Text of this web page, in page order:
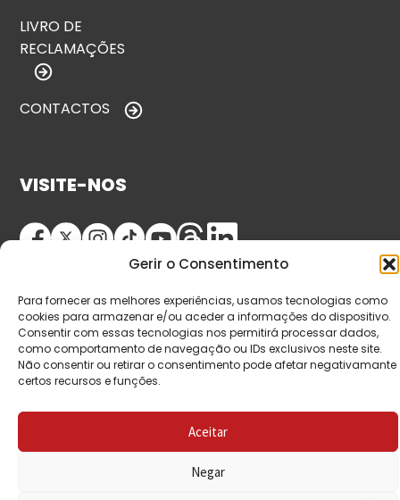
Gerir o Consentimento
Para fornecer as melhores experiências, usamos tecnologias como
cookies para armazenar e/ou aceder a informações do dispositivo.
Consentir com essas tecnologias nos permitirá processar dados,
como comportamento de navegação ou IDs exclusivos neste site.
Não consentir ou retirar o consentimento pode afetar negativamante
certos recursos e funções.
Aceitar
Negar
LIVRO DE
RECLAMAÇÕES
CONTACTOS
VISITE-NOS
© Copyright 2026 Saída de Emergência. Todos os
direitos reservados.